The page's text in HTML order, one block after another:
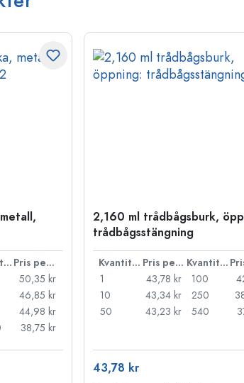
Kvantitet
Pris per styck
50,35 kr
46,85 kr
44,98 kr
38,75 kr
2,160 ml trådbågsburk,
trådbågsstängning
Kvantitet Pris per styck Kvantitet
1
43,78 kr
10
43,34 kr
50
43,23 kr
100
250
540
43,78 kr